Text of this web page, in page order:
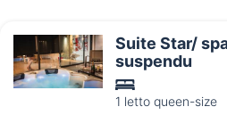
Suite Star/
suspendu
1 letto queen-size